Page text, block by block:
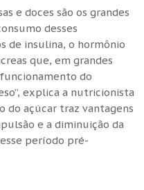
e doces são os grandes
desses
de insulina, o hormônio
que, em grandes
do
explica a nutricionista
do açúcar traz vantagens
e a diminuição da
período pré-